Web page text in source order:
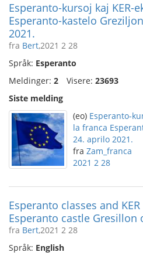
Esperanto-kursoj kaj KER-
Esperanto-kastelo
2021.
fra Bert,2021 2 28
Språk: Esperanto
Meldinger: 2 Visere: 23693
Siste melding
(eo) Esperanto-
la franca
24. aprilo 2021.
fra Zam_franca
2021 2 28
Esperanto classes and
Esperanto castle Gresillon
fra Bert,2021 2 28
Språk: English